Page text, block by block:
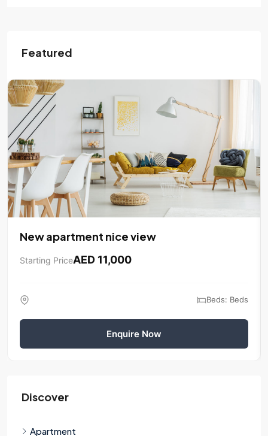
Featured
New apartment nice view
Starting PriceAED 11,000
Beds: Beds
Enquire Now
Discover
Apartment